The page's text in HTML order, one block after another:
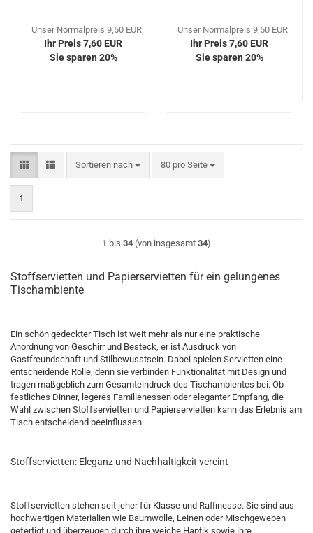
Unser Normalpreis 9,50 EUR
Ihr Preis 7,60 EUR
Sie sparen 20%
Unser Normalpreis 9,50 EUR
Ihr Preis 7,60 EUR
Sie sparen 20%
Sortieren nach
Sortieren nach 80 pro Seite
pro Seite
1
1 bis 34 (von insgesamt 34)
Stoffservietten und Papierservietten für ein gelungenes
Tischambiente
Ein schön gedeckter Tisch ist weit mehr als nur eine praktische
Anordnung von Geschirr und Besteck, er ist Ausdruck von
Gastfreundschaft und Stilbewusstsein. Dabei spielen Servietten eine
entscheidende Rolle, denn sie verbinden Funktionalität mit Design und
tragen maßgeblich zum Gesamteindruck des Tischambientes bei. Ob
festliches Dinner, legeres Familienessen oder eleganter Empfang, die
Wahl zwischen Stoffservietten und Papierservietten kann das Erlebnis am
Tisch entscheidend beeinflussen.
Stoffservietten: Eleganz und Nachhaltigkeit vereint
Stoffservietten stehen seit jeher für Klasse und Raffinesse. Sie sind aus
hochwertigen Materialien wie Baumwolle, Leinen oder Mischgeweben
gefertigt und überzeugen durch ihre weiche Haptik sowie ihre